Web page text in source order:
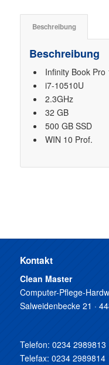
Beschreibung
Beschreibung
Infinity Book Pro
i7-10510U
2.3GHz
32 GB
500 GB SSD
WIN 10 Prof.
Kontakt
Clean Master
Computer-Pflege-
Salweidenbecke 21 ·
Telefon: 0234 2989813
Telefax: 0234 2989814